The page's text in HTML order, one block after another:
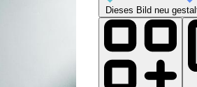
Dieses Bild neu